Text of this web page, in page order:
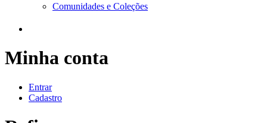
Comunidades e Coleções
Minha conta
Entrar
Cadastro